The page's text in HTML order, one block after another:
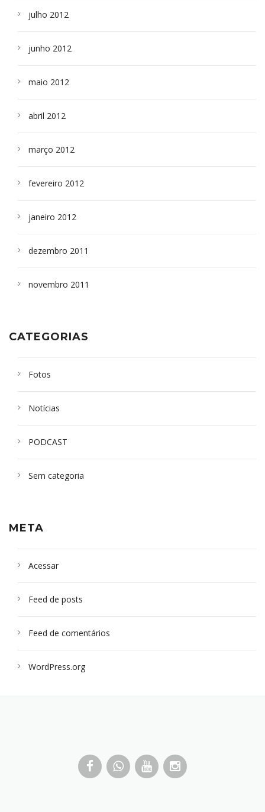
julho 2012
junho 2012
maio 2012
abril 2012
março 2012
fevereiro 2012
janeiro 2012
dezembro 2011
novembro 2011
CATEGORIAS
Fotos
Notícias
PODCAST
Sem categoria
META
Acessar
Feed de posts
Feed de comentários
WordPress.org